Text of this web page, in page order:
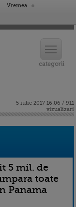
Vremea
5 iulie 2017 16:06 / 911
vizualizari
5 mil. de
toate
Panama